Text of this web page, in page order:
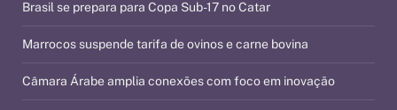
Brasil se prepara para Copa Sub-17 no Catar
Marrocos suspende tarifa de ovinos e carne bovina
Câmara Árabe amplia conexões com foco em inovação